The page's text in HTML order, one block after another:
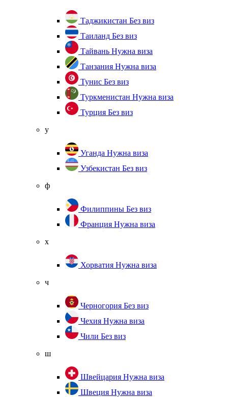
Таджикистан Без виз
Таиланд Без виз
Тайвань Нужна виза
Танзания Нужна виза
Тунис Без виз
Туркменистан Нужна виза
Турция Без виз
у
Уганда Нужна виза
Узбекистан Без виз
ф
Филиппины Без виз
Франция Нужна виза
х
Хорватия Нужна виза
ч
Черногория Без виз
Чехия Нужна виза
Чили Без виз
ш
Швейцария Нужна виза
Швеция Нужна виза